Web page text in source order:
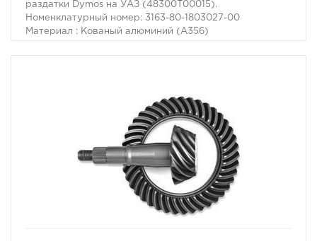
раздатки Dymos на УАЗ (48300Т00015).
Номенклатурный номер: 3163-80-1803027-00
Материал : Кованый алюминий (А356)